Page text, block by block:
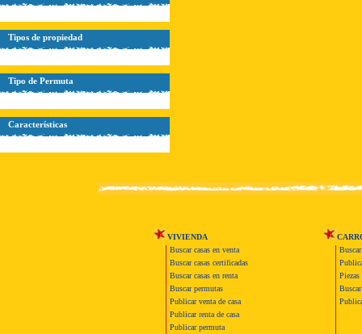
Tipos de propiedad
Tipo de Permuta
Características
VIVIENDA
Buscar casas en venta
Buscar casas certificadas
Buscar casas en renta
Buscar permutas
Publicar venta de casa
Publicar renta de casa
Publicar permuta
Piezas